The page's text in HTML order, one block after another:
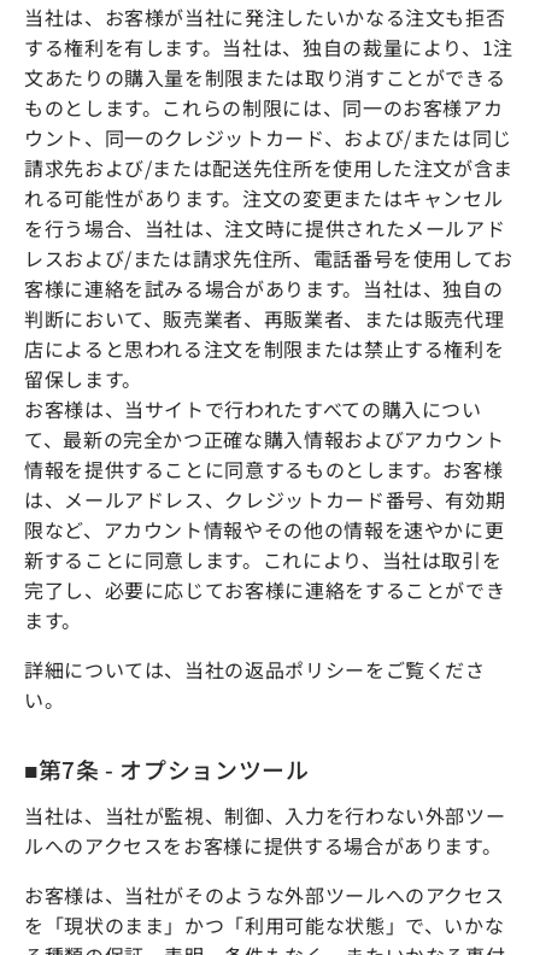
当社は、お客様が当社に発注したいかなる注文も拒否
する権利を有します。当社は、独自の裁量により、1注
文あたりの購入量を制限または取り消すことができる
ものとします。これらの制限には、同一のお客様アカ
ウント、同一のクレジットカード、および/または同じ
請求先および/または配送先住所を使用した注文が含ま
れる可能性があります。注文の変更またはキャンセル
を行う場合、当社は、注文時に提供されたメールアド
レスおよび/または請求先住所、電話番号を使用してお
客様に連絡を試みる場合があります。当社は、独自の
判断において、販売業者、再販業者、または販売代理
店によると思われる注文を制限または禁止する権利を
留保します。
お客様は、当サイトで行われたすべての購入につい
て、最新の完全かつ正確な購入情報およびアカウント
情報を提供することに同意するものとします。お客様
は、メールアドレス、クレジットカード番号、有効期
限など、アカウント情報やその他の情報を速やかに更
新することに同意します。これにより、当社は取引を
完了し、必要に応じてお客様に連絡をすることができ
ます。
詳細については、当社の返品ポリシーをご覧くださ
い。
■第7条 - オプションツール
当社は、当社が監視、制御、入力を行わない外部ツー
ルへのアクセスをお客様に提供する場合があります。
お客様は、当社がそのような外部ツールへのアクセス
を「現状のまま」かつ「利用可能な状態」で、いかな